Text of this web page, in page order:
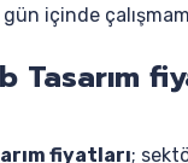
içinde
Tasarım
fiyatları;